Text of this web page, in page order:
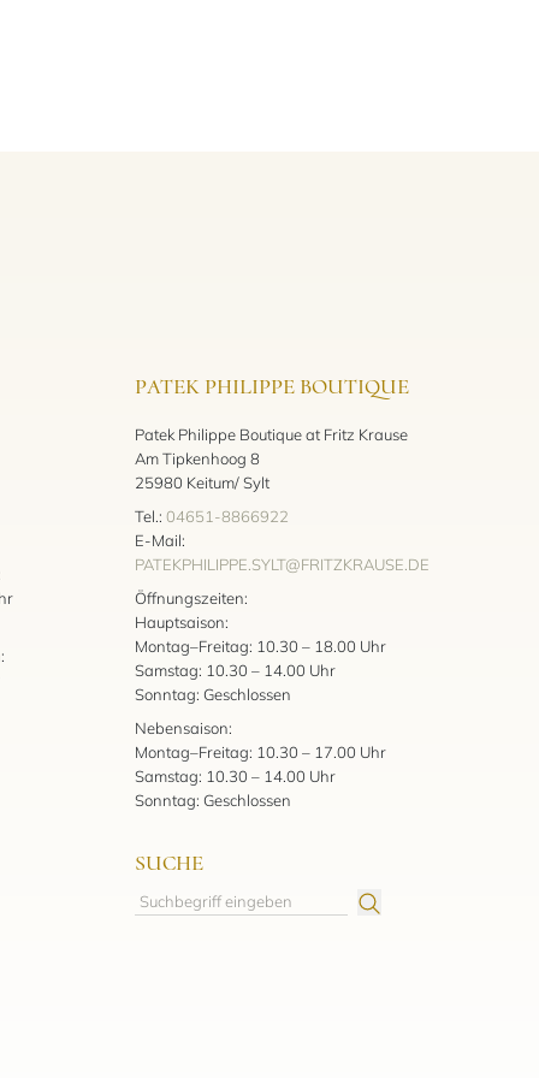
PATEK PHILIPPE BOUTIQUE
Patek Philippe Boutique at Fritz Krause
Am Tipkenhoog 8
25980 Keitum/ Sylt
Tel.: 04651-8866922
E-Mail:
PATEKPHILIPPE.SYLT@FRITZKRAUSE.DE
Öffnungszeiten:
Hauptsaison:
Montag–Freitag: 10.30 – 18.00 Uhr
Samstag: 10.30 – 14.00 Uhr
Sonntag: Geschlossen
Nebensaison:
Montag–Freitag: 10.30 – 17.00 Uhr
Samstag: 10.30 – 14.00 Uhr
Sonntag: Geschlossen
SUCHE